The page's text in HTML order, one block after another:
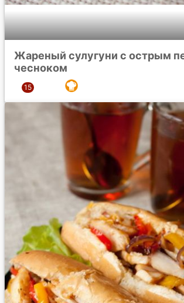
Жареный сулугуни с острым
чесноком